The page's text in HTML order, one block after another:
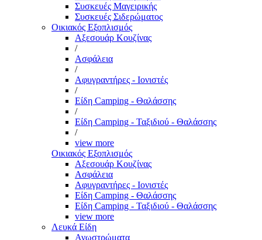
Συσκευές Μαγειρικής
Συσκευές Σιδερώματος
Οικιακός Εξοπλισμός
Αξεσουάρ Κουζίνας
/
Ασφάλεια
/
Αφυγραντήρες - Ιονιστές
/
Είδη Camping - Θαλάσσης
/
Είδη Camping - Ταξιδιού - Θαλάσσης
/
view more
Οικιακός Εξοπλισμός
Αξεσουάρ Κουζίνας
Ασφάλεια
Αφυγραντήρες - Ιονιστές
Είδη Camping - Θαλάσσης
Είδη Camping - Ταξιδιού - Θαλάσσης
view more
Λευκά Είδη
Ανωστρώματα